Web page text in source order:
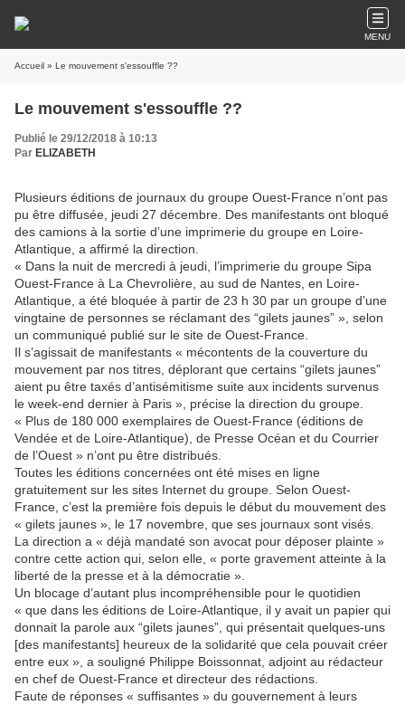
MENU
Accueil » Le mouvement s'essouffle ??
Le mouvement s'essouffle ??
Publié le 29/12/2018 à 10:13
Par ELIZABETH
Plusieurs éditions de journaux du groupe Ouest-France n’ont pas
pu être diffusée, jeudi 27 décembre. Des manifestants ont bloqué
des camions à la sortie d’une imprimerie du groupe en Loire-
Atlantique, a affirmé la direction.
« Dans la nuit de mercredi à jeudi, l’imprimerie du groupe Sipa
Ouest-France à La Chevrolière, au sud de Nantes, en Loire-
Atlantique, a été bloquée à partir de 23 h 30 par un groupe d’une
vingtaine de personnes se réclamant des “gilets jaunes” », selon
un communiqué publié sur le site de Ouest-France.
Il s’agissait de manifestants « mécontents de la couverture du
mouvement par nos titres, déplorant que certains “gilets jaunes”
aient pu être taxés d’antisémitisme suite aux incidents survenus
le week-end dernier à Paris », précise la direction du groupe.
« Plus de 180 000 exemplaires de Ouest-France (éditions de
Vendée et de Loire-Atlantique), de Presse Océan et du Courrier
de l’Ouest » n’ont pu être distribués.
Toutes les éditions concernées ont été mises en ligne
gratuitement sur les sites Internet du groupe. Selon Ouest-
France, c’est la première fois depuis le début du mouvement des
« gilets jaunes », le 17 novembre, que ses journaux sont visés.
La direction a « déjà mandaté son avocat pour déposer plainte »
contre cette action qui, selon elle, « porte gravement atteinte à la
liberté de la presse et à la démocratie ».
Un blocage d’autant plus incompréhensible pour le quotidien
« que dans les éditions de Loire-Atlantique, il y avait un papier qui
donnait la parole aux “gilets jaunes”, qui présentait quelques-uns
[des manifestants] heureux de la solidarité que cela pouvait créer
entre eux », a souligné Philippe Boissonnat, adjoint au rédacteur
en chef de Ouest-France et directeur des rédactions.
Faute de réponses « suffisantes » du gouvernement à leurs